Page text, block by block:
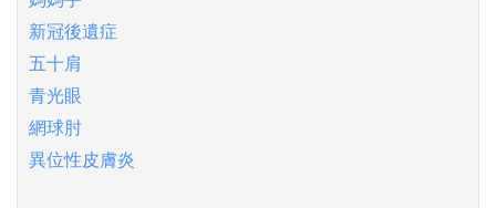
新冠後遺症
五十肩
青光眼
網球肘
異位性皮膚炎